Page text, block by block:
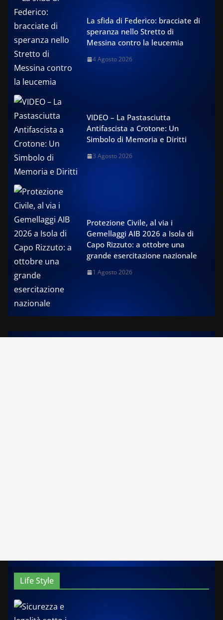
La sfida di Federico: bracciate di
speranza nello Stretto di
Messina contro la leucemia
4 Agosto 2026
VIDEO – La Pastasciutta
Antifascista a Crotone: Un
Simbolo di Memoria e Diritti
3 Agosto 2026
Protezione Civile, al via i
Gemellaggi AIB 2026 a Isola di
Capo Rizzuto: a ottobre una
grande esercitazione nazionale
1 Agosto 2026
Life Style